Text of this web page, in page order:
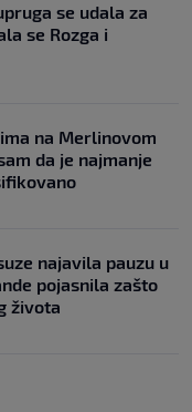
se udala za
se Rozga i
na Merlinovom
da je najmanje
najavila pauzu u
pojasnila zašto
života